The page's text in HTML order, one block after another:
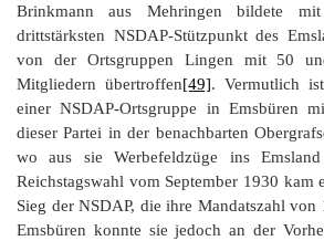
Brinkmann aus Mehringen bildete
drittstärksten NSDAP-Stützpunkt des
von der Ortsgruppen Lingen mit 50
Mitgliedern übertroffen[49]. Vermutlich
einer NSDAP-Ortsgruppe in Emsbüren
dieser Partei in der benachbarten
wo aus sie Werbefeldzüge ins
Reichstagswahl vom September 1930 kam
Sieg der NSDAP, die ihre Mandatszahl
Emsbüren konnte sie jedoch an der